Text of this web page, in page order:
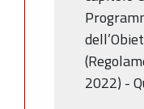
2022) -